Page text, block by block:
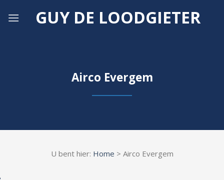
GUY DE LOODGIETER
Airco Evergem
U bent hier: Home > Airco Evergem